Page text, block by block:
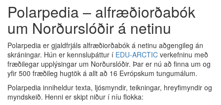
Polarpedia – alfræðiorðabók
um Norðurslóðir á netinu
Polarpedia er gjaldfrjáls alfræðiorðabók á netinu aðgengileg án
skráningar. Hún er kennsluþáttur í EDU-ARCTIC verkefninu með
fræðilegar upplýsingar um Norðurslóðir. Þar er nú að finna um og
yfir 500 fræðileg hugtök á allt að 16 Evrópskum tungumálum.
Polarpedia inniheldur texta, ljósmyndir, teikningar, hreyfimyndir og
myndskeið. Henni er skipt niður í níu flokka: